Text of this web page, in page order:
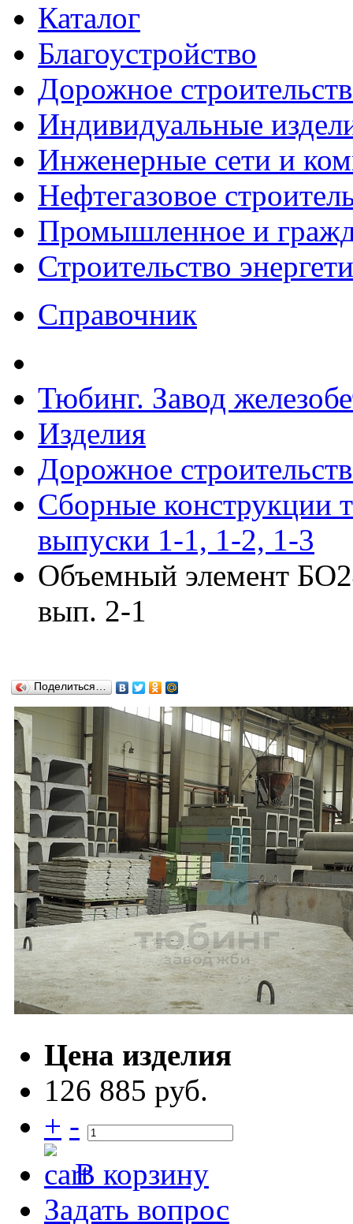
Каталог
Благоустройство
Дорожное
Индивидуальные
Инженерные сети и
Нефтегазовое
Промышленное и
Строительство
Справочник
Тюбинг. Завод
Изделия
Дорожное
Сборные конструкции
выпуски 1-1, 1-2, 1-3
Объемный элемент
вып. 2-1
Поделиться…
Цена изделия
126 885 руб.
+ -
В корзину
Задать вопрос